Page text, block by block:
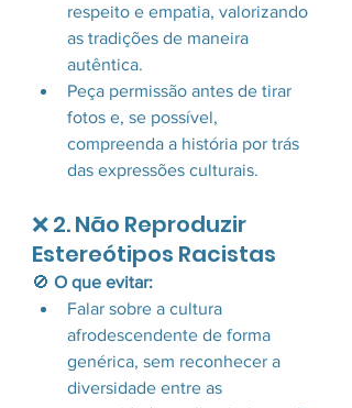
respeito e empatia, valorizando
as tradições de maneira
autêntica.
Peça permissão antes de tirar
fotos e, se possível,
compreenda a história por trás
das expressões culturais.
❌ 2. Não Reproduzir
Estereótipos Racistas
🚫 O que evitar:
Falar sobre a cultura
afrodescendente de forma
genérica, sem reconhecer a
diversidade entre as